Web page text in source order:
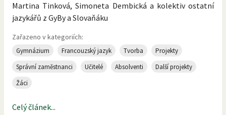
Martina Tinková, Simoneta Dembická a kolektiv ostatní
jazykářů z GyBy a Slovaňáku
Zařazeno v kategoriích:
Gymnázium Francouzský jazyk Tvorba
Projekty
Správní zaměstnanci
Učitelé Absolventi
Další projekty
Žáci
Celý článek...